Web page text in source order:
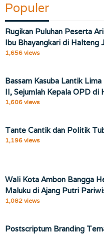
Populer
Rugikan Puluhan Peserta
Ibu Bhayangkari di Halteng
1,656 views
Bassam Kasuba Lantik
II, Sejumlah Kepala OPD di
1,606 views
Tante Cantik dan Politik
1,196 views
Wali Kota Ambon Bangga
Maluku di Ajang Putri
1,082 views
Postscriptum Branding